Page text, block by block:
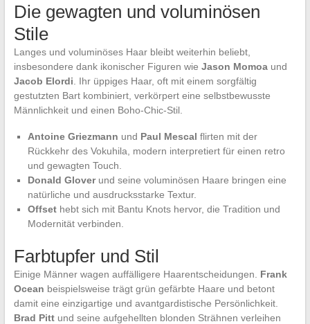
Die gewagten und voluminösen
Stile
Langes und voluminöses Haar bleibt weiterhin beliebt,
insbesondere dank ikonischer Figuren wie Jason Momoaund
Jacob Elordi . Ihr üppiges Haar, oft mit einem sorgfältig
gestutzten Bart kombiniert, verkörpert eine selbstbewusste
Männlichkeit und einen Boho-Chic-Stil.
Antoine Griezmann und Paul Mescal flirten mit der
Rückkehr des Vokuhila, modern interpretiert für einen retro
und gewagten Touch.
Donald Gloverund seine voluminösen Haare bringen eine
natürliche und ausdrucksstarke Textur.
Offsethebt sich mit Bantu Knots hervor, die Tradition und
Modernität verbinden.
Farbtupfer und Stil
Einige Männer wagen auffälligere Haarentscheidungen. Frank
Ocean beispielsweise trägt grün gefärbte Haare und betont
damit eine einzigartige und avantgardistische Persönlichkeit.
Brad Pittund seine aufgehellten blonden Strähnen verleihen